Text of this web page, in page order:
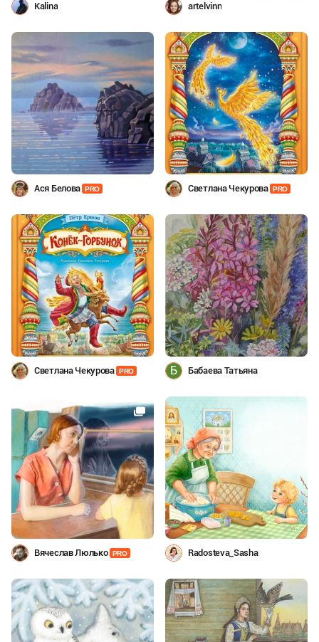
Kalina artelvinn
Ася Белова PRO Светлана Чекурова PRO
Светлана Чекурова PRO Б Бабаева Татьяна
Вячеслав Люлько PRO Radosteva_Sasha